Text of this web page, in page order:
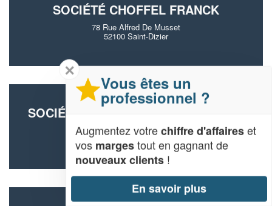
SOCIÉTÉ CHOFFEL FRANCK
78 Rue Alfred De Musset
52100 Saint-Dizier
SOCIÉTÉ JEROME HARMAND (SARL)
9 Rue De Wassy
52130 Wassy
✕
Vous êtes un
professionnel ?
Augmentez votrechiffre d'affaireset
vos margestout en gagnant de
nouveaux clients !
En savoir plus